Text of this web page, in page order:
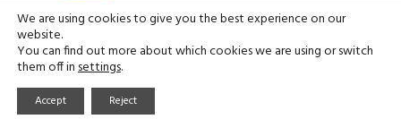
We are using cookies to give you the best experience on our
website.
You can find out more about which cookies we are using or switch
them off insettings.
Accept Reject
Consulweb | Agència de màrqueting digital a Barcelona ©
2026